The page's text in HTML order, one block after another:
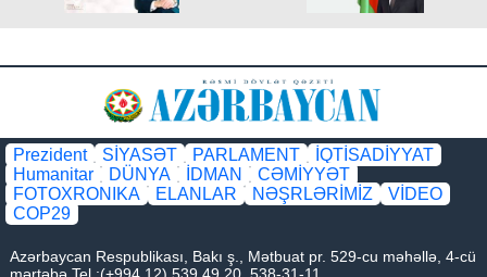
Prezident SİYASƏT PARLAMENT
İQTİSADİYYAT
Humanitar
DÜNYA İDMAN
CƏMİYYƏT
FOTOXRONIKA
ELANLAR NƏŞRLƏRİMİZ
VİDEO
COP29
Azərbaycan Respublikası, Bakı ş., Mətbuat pr. 529-cu məhəllə, 4-cü